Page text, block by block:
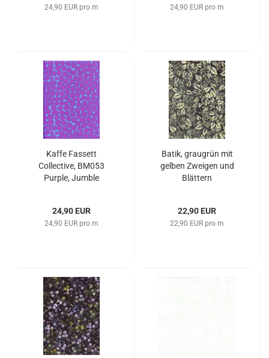
24,90 EUR pro m 24,90 EUR pro m
Kaffe Fassett
Collective, BM053
Purple, Jumble
24,90 EUR
24,90 EUR pro m
Batik, graugrün mit
gelben Zweigen und
Blättern
22,90 EUR
22,90 EUR pro m